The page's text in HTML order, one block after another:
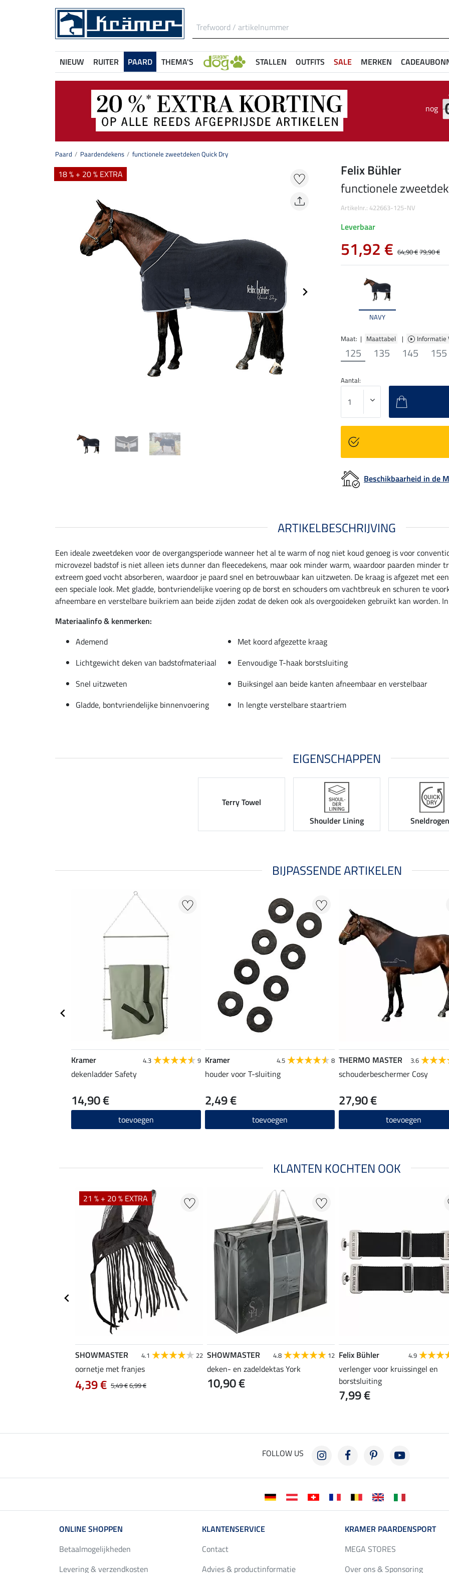
NIEUW RUITER PAARD THEMA'S STALLEN OUTFITS SALE MERKEN
nog
Paard Paardendekens functionele zweetdeken Quick Dry
18 % + 20 % EXTRA
NAVY
Maat: | Maattabel | Informatie
125 135 145 155
Felix Bühler
functionele
Artikelnr.: 422663-125-NV
Leverbaar
51,92 € 64,90 €79,90 €
Aantal:
Beschikbaarheid in de
ARTIKELBESCHRIJVING
Een ideale zweetdeken voor de overgangsperiode wanneer het al te warm of nog niet koud genoeg is voor
microvezel badstof is niet alleen iets dunner dan fleecedekens, maar ook minder warm, waardoor paarden minder
extreem goed vocht absorberen, waardoor je paard snel en betrouwbaar kan uitzweten. De kraag is afgezet met
een speciale look. Met gladde, bontvriendelijke voering op de borst en schouders om vachtbreuk en schuren te
afneembare en verstelbare buikriem aan beide zijden zodat de deken ook als overgooideken gebruikt kan worden.
Materiaalinfo & kenmerken:
Ademend
Met koord afgezette kraag
Lichtgewicht deken van badstofmateriaal
Eenvoudige T-haak borstsluiting
Snel uitzweten
Buiksingel aan beide kanten afneembaar en verstelbaar
Gladde, bontvriendelijke binnenvoering
In lengte verstelbare staartriem
EIGENSCHAPPEN
Terry Towel
Shoulder Lining
BIJPASSENDE ARTIKELEN
Kramer 4.3 9
dekenladder Safety
14,90 €
toevoegen
Kramer 4.5 8
houder voor T-sluiting
2,49 €
toevoegen
THERMO MASTER 3.6
schouderbeschermer Cosy
27,90 €
toevoegen
KLANTEN KOCHTEN OOK
21 % + 20 % EXTRA
SHOWMASTER 4.1 22
oornetje met franjes
5,49 €6,99 €
4,39 €
SHOWMASTER 4.8 12
deken- en zadeldektas York
10,90 €
Felix Bühler 4.9
verlenger voor kruissingel en
borstsluiting
7,99 €
FOLLOW US
ONLINE SHOPPEN
Betaalmogelijkheden
Levering & verzendkosten
KLANTENSERVICE
Contact
Advies & productinformatie
KRAMER PAARDENSPORT
MEGA STORES
Over ons & Sponsoring